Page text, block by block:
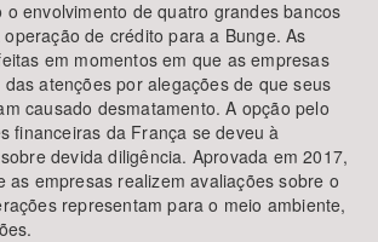
o envolvimento de quatro grandes bancos
de crédito para a Bunge. As
em momentos em que as empresas
atenções por alegações de que seus
causado desmatamento. A opção pelo
financeiras da França se deveu à
devida diligência. Aprovada em 2017,
as empresas realizem avaliações sobre o
representam para o meio ambiente,